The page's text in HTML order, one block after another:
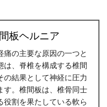
板ヘルニア
の主要な原因の一つと
は、脊椎を構成する椎間
の結果として神経に圧力
す。椎間板は、椎骨同士
役割を果たしている軟ら